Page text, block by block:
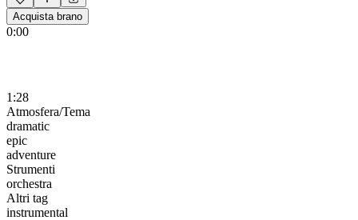
Acquista brano
0:00
1:28
Atmosfera/Tema
dramatic
epic
adventure
Strumenti
orchestra
Altri tag
instrumental